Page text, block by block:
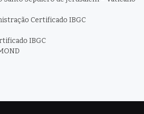
Certificado IBGC
IBGC